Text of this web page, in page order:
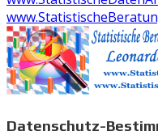
Datenschutz-